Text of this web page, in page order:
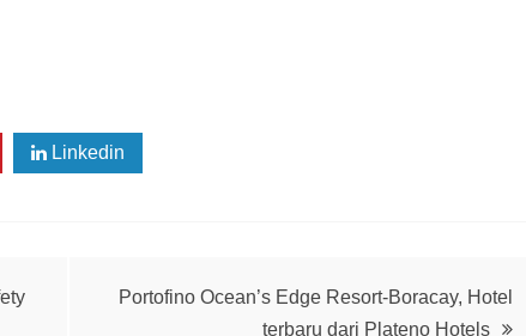
Linkedin
Portofino Ocean’s Edge Resort-Boracay, Hotel
terbaru dari Plateno Hotels